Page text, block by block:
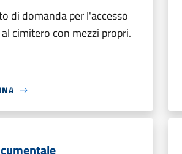
di domanda per l'accesso
cimitero con mezzi propri.